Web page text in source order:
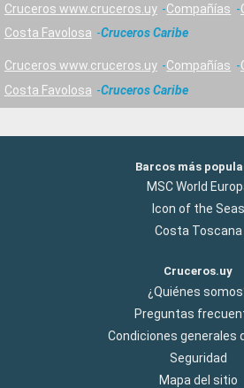
Cruceros www.cruceros.uy Compañías
Costa Favolosa
Cruceros Caribe
Cruceros www.cruceros.uy Compañías
Costa Favolosa
Cruceros Caribe
Barcos más
MSC World
Icon of the Seas
Costa Toscana
Cruceros.uy
¿Quiénes
Preguntas
Condiciones generales
Seguridad
Mapa del sitio